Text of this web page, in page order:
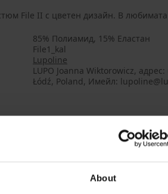
About
File II с цветен дизайн. В любимата
85% Полиамид, 15% Еластан
File1_kal
Lupoline
LUPO Joanna Wiktorowicz,
Łódź, Poland, Имейл: